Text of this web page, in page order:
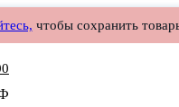
чтобы сохранить